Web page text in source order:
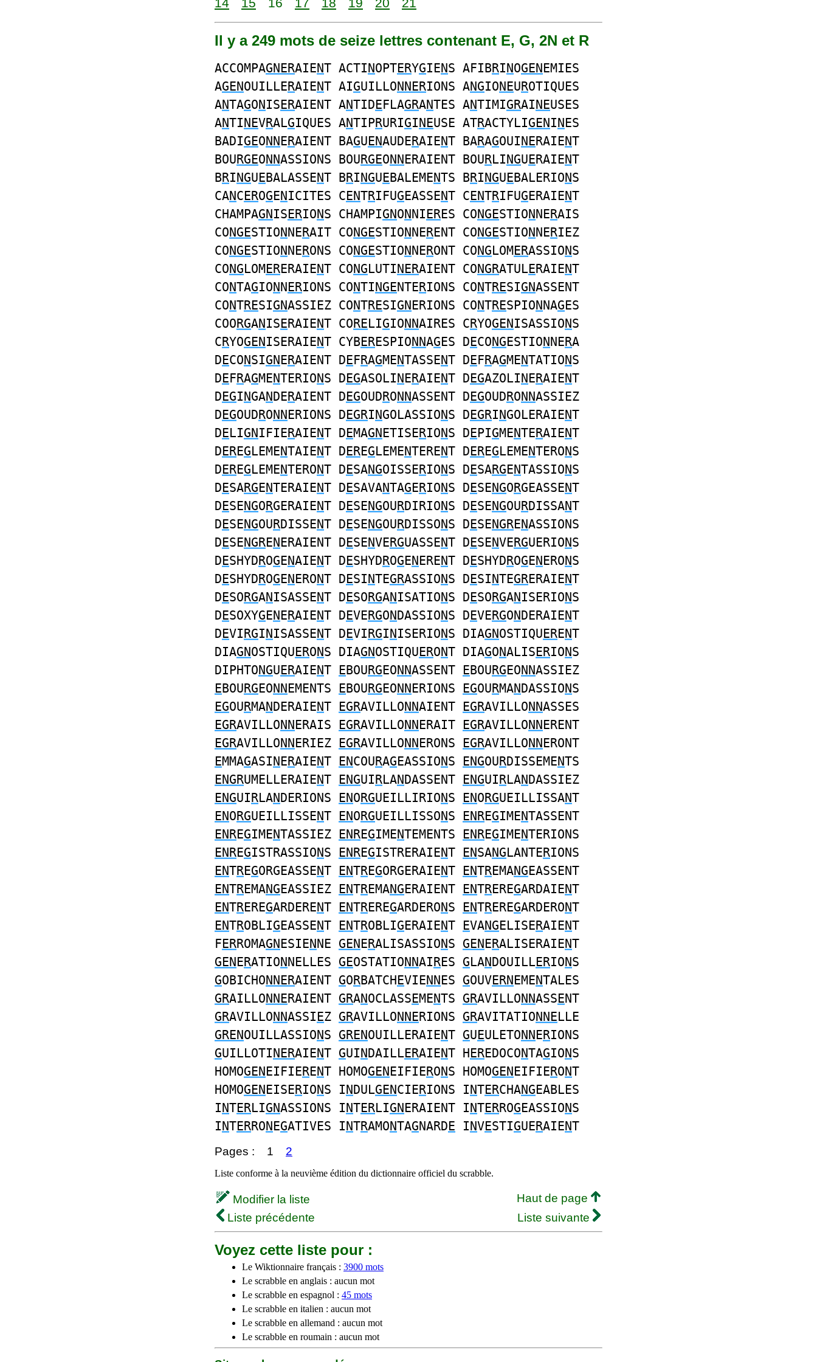
Il y a 249 mots de seize lettres contenant E, G, 2N et R
ACCOMPAGNERAIENT ACTINOPTERYGIENS AFIBRINOGENEMIES
AGENOUILLERAIENT AIGUILLONNERIONS ANGIONEUROTIQUES
ANTAGONISERAIENT ANTIDEFLAGRANTES ANTIMIGRAINEUSES
ANTINEVRALGIQUES ANTIPRURIGINEUSE ATRACTYLIGENINES
BADIGEONNERAIENT BAGUENAUDERAIENT BARAGOUINERAIENT
BOURGEONNASSIONS BOURGEONNERAIENT BOURLINGUERAIENT
BRINGUEBALASSENT BRINGUEBALEMENTS BRINGUEBALERIONS
CANCEROGENICITES CENTRIFUGEASSENT CENTRIFUGERAIENT
CHAMPAGNISERIONS CHAMPIGNONNIERES CONGESTIONNERAIS
CONGESTIONNERAIT CONGESTIONNERENT CONGESTIONNERIEZ
CONGESTIONNERONS CONGESTIONNERONT CONGLOMERASSIONS
CONGLOMERERAIENT CONGLUTINERAIENT CONGRATULERAIENT
CONTAGIONNERIONS CONTINGENTERIONS CONTRESIGNASSENT
CONTRESIGNASSIEZ CONTRESIGNERIONS CONTRESPIONNAGES
COORGANISERAIENT CORELIGIONNAIRES CRYOGENISASSIONS
CRYOGENISERAIENT CYBERESPIONNAGES DECONGESTIONNERA
DECONSIGNERAIENT DEFRAGMENTASSENT DEFRAGMENTATIONS
DEFRAGMENTERIONS DEGASOLINERAIENT DEGAZOLINERAIENT
DEGINGANDERAIENT DEGOUDRONNASSENT DEGOUDRONNASSIEZ
DEGOUDRONNERIONS DEGRINGOLASSIONS DEGRINGOLERAIENT
DELIGNIFIERAIENT DEMAGNETISERIONS DEPIGMENTERAIENT
DEREGLEMENTAIENT DEREGLEMENTERENT DEREGLEMENTERONS
DEREGLEMENTERONT DESANGOISSERIONS DESARGENTASSIONS
DESARGENTERAIENT DESAVANTAGERIONS DESENGORGEASSENT
DESENGORGERAIENT DESENGOURDIRIONS DESENGOURDISSANT
DESENGOURDISSENT DESENGOURDISSONS DESENGRENASSIONS
DESENGRENERAIENT DESENVERGUASSENT DESENVERGUERIONS
DESHYDROGENAIENT DESHYDROGENERENT DESHYDROGENERONS
DESHYDROGENERONT DESINTEGRASSIONS DESINTEGRERAIENT
DESORGANISASSENT DESORGANISATIONS DESORGANISERIONS
DESOXYGENERAIENT DEVERGONDASSIONS DEVERGONDERAIENT
DEVIRGINISASSENT DEVIRGINISERIONS DIAGNOSTIQUERENT
DIAGNOSTIQUERONS DIAGNOSTIQUERONT DIAGONALISERIONS
DIPHTONGUERAIENT EBOURGEONNASSENT EBOURGEONNASSIEZ
EBOURGEONNEMENTS EBOURGEONNERIONS EGOURMANDASSIONS
EGOURMANDERAIENT EGRAVILLONNAIENT EGRAVILLONNASSES
EGRAVILLONNERAIS EGRAVILLONNERAIT EGRAVILLONNERENT
EGRAVILLONNERIEZ EGRAVILLONNERONS EGRAVILLONNERONT
EMMAGASINERAIENT ENCOURAGEASSIONS ENGOURDISSEMENTS
ENGRUMELLERAIENT ENGUIRLANDASSENT ENGUIRLANDASSIEZ
ENGUIRLANDERIONS ENORGUEILLIRIONS ENORGUEILLISSANT
ENORGUEILLISSENT ENORGUEILLISSONS ENREGIMENTASSENT
ENREGIMENTASSIEZ ENREGIMENTEMENTS ENREGIMENTERIONS
ENREGISTRASSIONS ENREGISTRERAIENT ENSANGLANTERIONS
ENTREGORGEASSENT ENTREGORGERAIENT ENTREMANGEASSENT
ENTREMANGEASSIEZ ENTREMANGERAIENT ENTREREGARDAIENT
ENTREREGARDERENT ENTREREGARDERONS ENTREREGARDERONT
ENTROBLIGEASSENT ENTROBLIGERAIENT EVANGELISERAIENT
FERROMAGNESIENNE GENERALISASSIONS GENERALISERAIENT
GENERATIONNELLES GEOSTATIONNAIRES GLANDOUILLERIONS
GOBICHONNERAIENT GORBATCHEVIENNES GOUVERNEMENTALES
GRAILLONNERAIENT GRANOCLASSEMENTS GRAVILLONNASSENT
GRAVILLONNASSIEZ GRAVILLONNERIONS GRAVITATIONNELLE
GRENOUILLASSIONS GRENOUILLERAIENT GUEULETONNERIONS
GUILLOTINERAIENT GUINDAILLERAIENT HEREDOCONTAGIONS
HOMOGENEIFIERENT HOMOGENEIFIERONS HOMOGENEIFIERONT
HOMOGENEISERIONS INDULGENCIERIONS INTERCHANGEABLES
INTERLIGNASSIONS INTERLIGNERAIENT INTERROGEASSIONS
INTERRONEGATIVES INTRAMONTAGNARDE INVESTIGUERAIENT
Pages : 1 2
Liste conforme à la neuvième édition du dictionnaire officiel du scrabble.
Modifier la liste
Haut de page
Liste précédente
Liste suivante
Voyez cette liste pour :
Le Wiktionnaire français : 3900 mots
Le scrabble en anglais : aucun mot
Le scrabble en espagnol : 45 mots
Le scrabble en italien : aucun mot
Le scrabble en allemand : aucun mot
Le scrabble en roumain : aucun mot